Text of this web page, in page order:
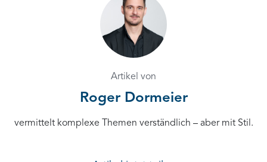
Artikel von
Roger Dormeier
vermittelt komplexe Themen verständlich – aber mit Stil.